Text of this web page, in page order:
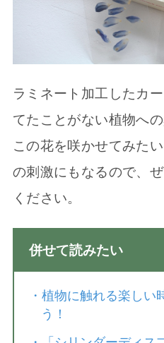
ラミネート加工したカ
てたことがない植物へ
この花を咲かせてみた
の刺激にもなるので、
ください。
併せて読みたい
・ 植物に触れる楽しい
う！